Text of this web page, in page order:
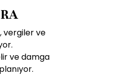
vergiler ve
ve damga